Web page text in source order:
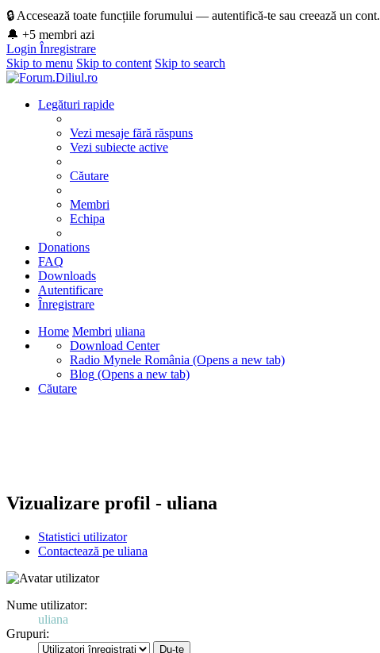
🔒 Accesează toate funcțiile forumului — autentifică-te sau creează un cont.
🔔 +5 membri azi
Login Înregistrare
Skip to menu Skip to content Skip to search
Legături rapide
Vezi mesaje fără răspuns
Vezi subiecte active
Căutare
Membri
Echipa
Donations
FAQ
Downloads
Autentificare
Înregistrare
Home Membri uliana
Download Center
Radio Mynele România (Opens a new tab)
Blog (Opens a new tab)
Căutare
Vizualizare profil - uliana
Statistici utilizator
Contactează pe uliana
Nume utilizator:
uliana
Grupuri: